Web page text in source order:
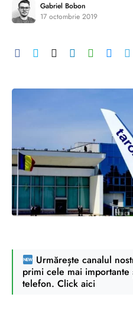
Gabriel Bobon
17 octombrie 2019
Urmărește canalul
primi cele mai
telefon. Click aici